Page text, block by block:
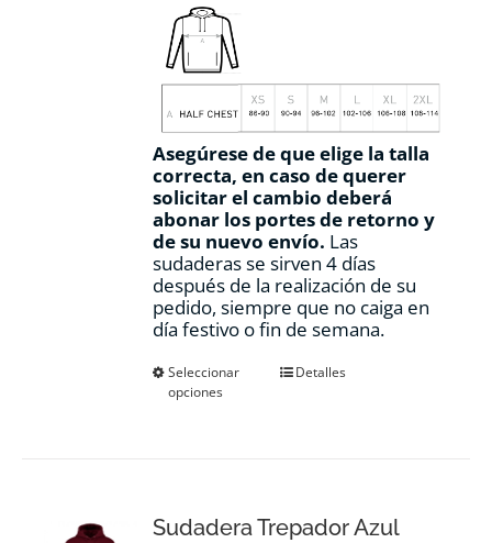
Asegúrese de que elige la talla
correcta, en caso de querer
solicitar el cambio deberá
abonar los portes de retorno y
de su nuevo envío. Las
sudaderas se sirven 4 días
después de la realización de su
pedido, siempre que no caiga en
día festivo o fin de semana.
Seleccionar
opciones
Este
se
Detalles
Sudadera Trepador Azul